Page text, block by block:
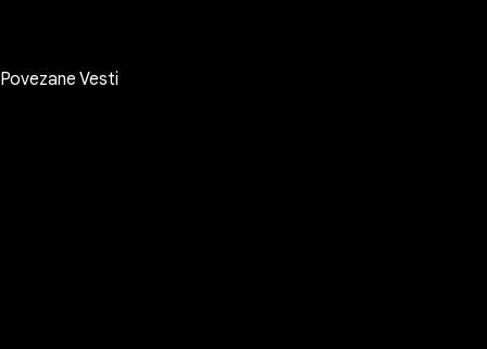
Povezane Vesti